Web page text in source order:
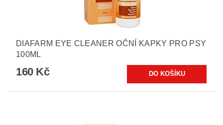
DIAFARM EYE CLEANER OČNÍ KAPKY PRO PSY
100ML
160 Kč